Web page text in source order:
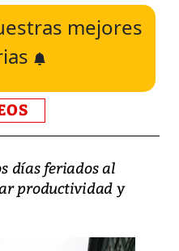
mejores
días feriados al
productividad y